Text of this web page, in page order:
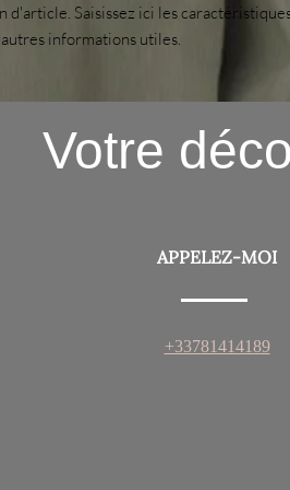
d'article. Saisissez ici les
informations utiles.
Votre
APPELEZ-MOI
+33781414189